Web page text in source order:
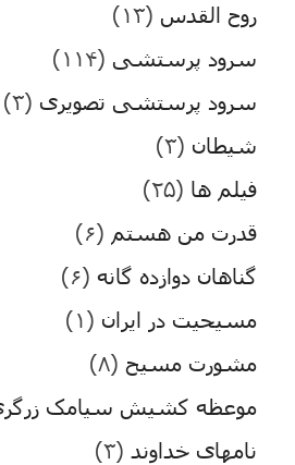
روح القدس (۱۳)
سرود پرستشی (۱۱۴)
سرود پرستشی تصویری (۳)
شیطان (۳)
فیلم ها (۲۵)
قدرت من هستم (۶)
گناهان دوازده گانه (۶)
مسیحیت در ایران (۱)
مشورت مسیح (۸)
موعظه کشیش سیامک
نامهای خداوند (۳)